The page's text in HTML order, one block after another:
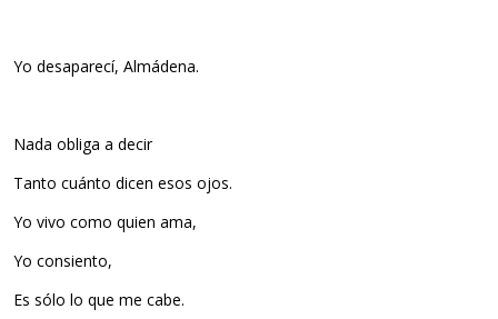
Yo desaparecí, Almádena.
Nada obliga a decir
Tanto cuánto dicen esos ojos.
Yo vivo como quien ama,
Yo consiento,
Es sólo lo que me cabe.